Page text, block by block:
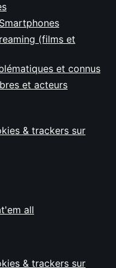
(films et
et connus
et acteurs
& trackers sur
all
& trackers sur